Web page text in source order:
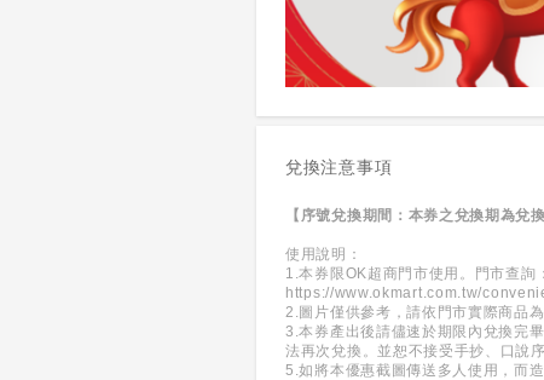
兌換注意事項
【序號兌換期間：本券之兌換期為兌
使用說明：
1.本券限OK超商門市使用。門市查詢：
https://www.okmart.com.tw/
2.圖片僅供參考，請依門市實際商品為
3.本券產出後請儘速於期限內兌換完
法再次兌換。並恕不接受手抄、口說
5.如將本優惠截圖傳送多人使用，而